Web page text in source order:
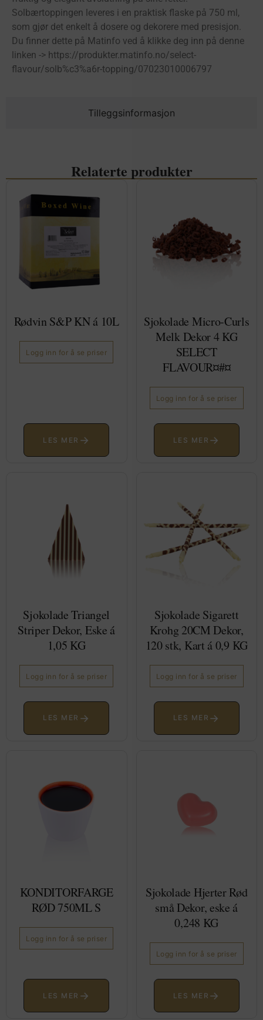
Tilleggsinformasjon
Solbærtoppingen leveres i en praktisk flaske på 750 ml,
som gjør det enkelt å dosere og dekorere med presisjon.
Du finner dette på Matinfo ved å klikke deg inn på denne
linken -> https://produkter.matinfo.no/select-
flavour/solb%c3%a6r-topping/07023010006797
Relaterte produkter
Rødvin S&P KN á 10L
Logg inn for å se priser
LES MER →
Sjokolade Micro-Curls
Melk Dekor 4 KG
SELECT
FLAVOUR¤#¤
Logg inn for å se priser
LES MER →
Sjokolade Triangel
Striper Dekor, Eske á
1,05 KG
Logg inn for å se priser
LES MER →
Sjokolade Sigarett
Krohg 20CM Dekor,
120 stk, Kart á 0,9 KG
Logg inn for å se priser
LES MER →
KONDITORFARGE
RØD 750ML S
Logg inn for å se priser
LES MER →
Sjokolade Hjerter Rød
små Dekor, eske á
0,248 KG
Logg inn for å se priser
LES MER →